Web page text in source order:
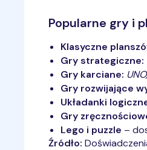
Popularne gry i
Klasyczne
Gry strategiczne:
Gry karciane:
Gry rozwijające
Układanki
Gry
Lego i puzzle –
Źródło: